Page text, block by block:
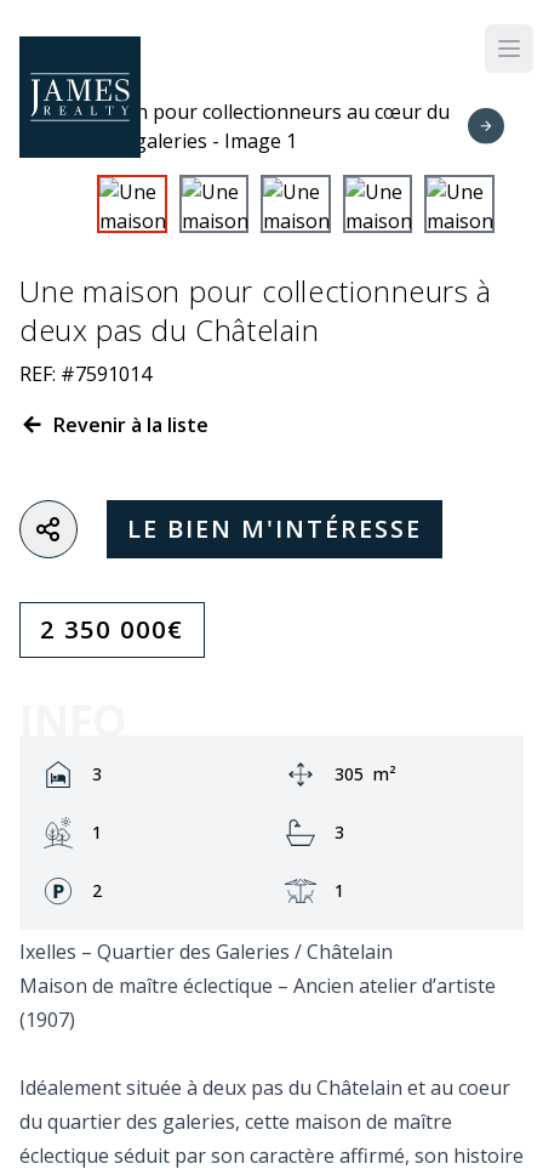
Une maison pour collectionneurs à
deux pas du Châtelain
REF: #7591014
Revenir à la liste
LE BIEN M'INTÉRESSE
2 350 000€
Rooms:
3 Zone:
305 m²
Jardin:
1 Bathrooms:
3
Façades:
2 Terrasse:
1
Ixelles – Quartier des Galeries / Châtelain
Maison de maître éclectique – Ancien atelier d’artiste
(1907)
Idéalement située à deux pas du Châtelain et au coeur
du quartier des galeries, cette maison de maître
éclectique séduit par son caractère affirmé, son histoire